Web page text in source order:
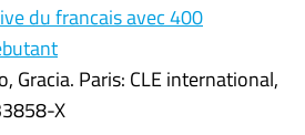
du francais avec 400
Gracia. Paris: CLE international,
X